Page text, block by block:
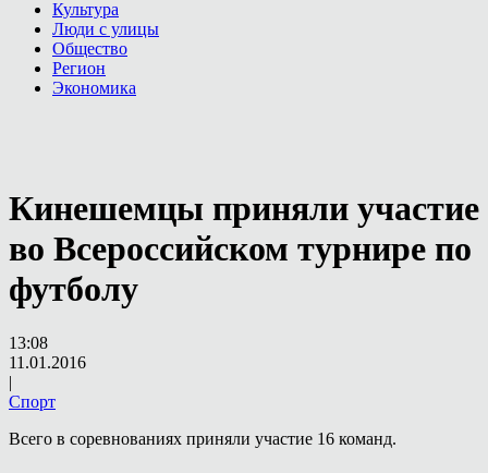
Культура
Люди с улицы
Общество
Регион
Экономика
Кинешемцы приняли участие
во Всероссийском турнире по
футболу
13:08
11.01.2016
|
Спорт
Всего в соревнованиях приняли участие 16 команд.